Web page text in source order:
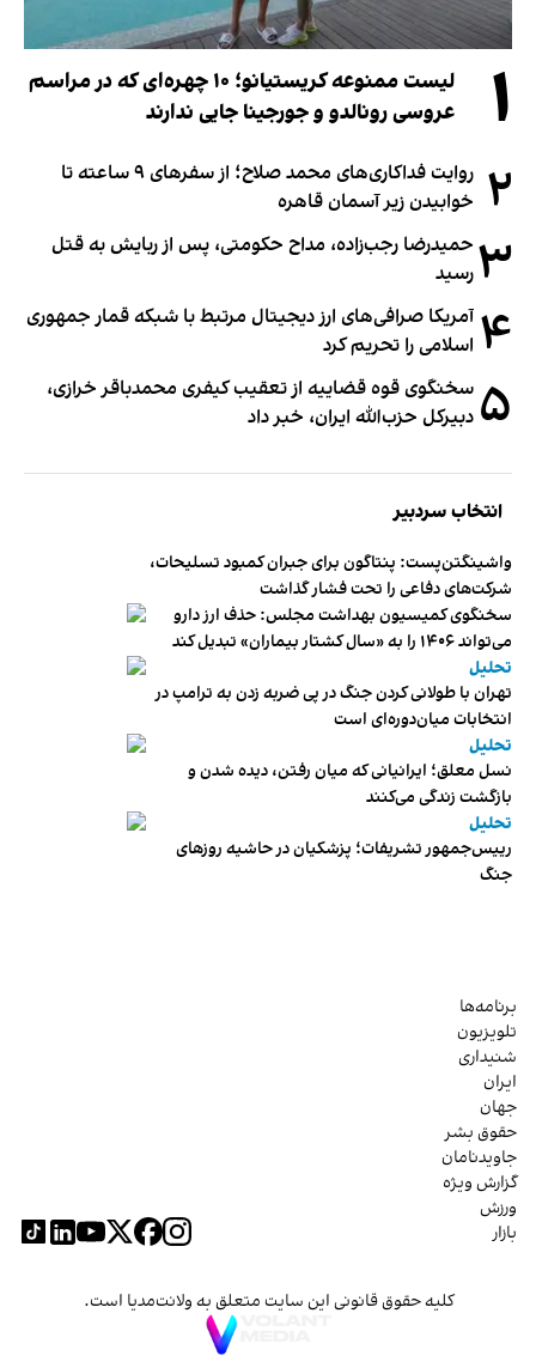
۱
لیست ممنوعه کریستیانو؛ ۱۰ چهره‌ای که در مراسم
عروسی رونالدو و جورجینا جایی ندارند
۲
روایت فداکاری‌های محمد صلاح؛ از سفرهای ۹ ساعته تا
خوابیدن زیر آسمان قاهره
۳ حمیدرضا رجب‌زاده، مداح حکومتی، پس از ربایش به قتل
رسید
۴ آمریکا صرافی‌های ارز دیجیتال مرتبط با شبکه قمار جمهوری
اسلامی را تحریم کرد
۵ سخنگوی قوه قضاییه از تعقیب کیفری محمدباقر خرازی،
دبیر‌کل حزب‌الله ایران، خبر داد
انتخاب سردبیر
واشینگتن‌پست: پنتاگون برای جبران کمبود تسلیحات،
شرکت‌های دفاعی را تحت فشار گذاشت
سخنگوی کمیسیون بهداشت مجلس: حذف ارز دارو
می‌تواند ۱۴۰۶ را به «سال کشتار بیماران» تبدیل کند
تحلیل
تهران با طولانی کردن جنگ در پی ضربه زدن به ترامپ در
انتخابات میان‌دوره‌ای است
تحلیل
نسل معلق؛ ایرانیانی که میان رفتن، دیده شدن و
بازگشت زندگی می‌کنند
تحلیل
رییس‌جمهور تشریفات؛ پزشکیان در حاشیه روزهای
جنگ
برنامه‌ها
تلویزیون
شنیداری
ایران
جهان
حقوق بشر
جاویدنامان
گزارش ویژه
ورزش
بازار
کلیه حقوق قانونی این سایت متعلق به ولانت‌مدیا است.